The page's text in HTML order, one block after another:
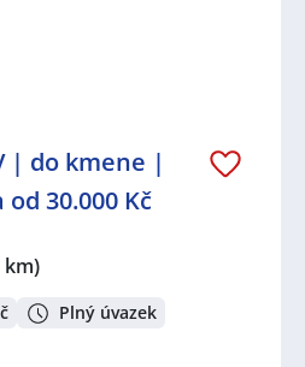
| do kmene |
30.000 Kč
km)
Plný úvazek